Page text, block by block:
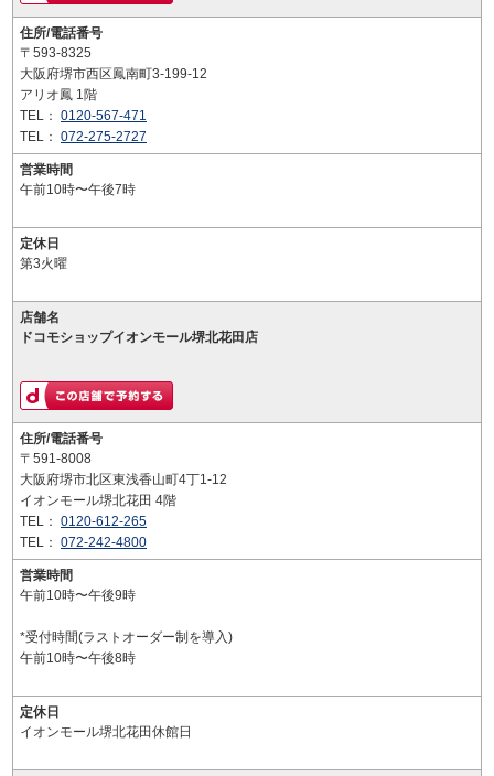
住所/電話番号
〒593-8325
大阪府堺市西区鳳南町3-199-12
アリオ鳳 1階
TEL： 0120-567-471
TEL： 072-275-2727
営業時間
午前10時〜午後7時
定休日
第3火曜
店舗名
ドコモショップイオンモール堺北花田店
住所/電話番号
〒591-8008
大阪府堺市北区東浅香山町4丁1-12
イオンモール堺北花田 4階
TEL： 0120-612-265
TEL： 072-242-4800
営業時間
午前10時〜午後9時
*受付時間(ラストオーダー制を導入)
午前10時〜午後8時
定休日
イオンモール堺北花田休館日